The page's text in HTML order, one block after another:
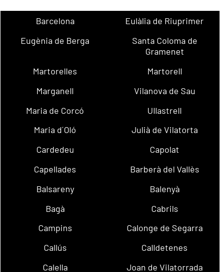
Barcelona
Eulàlia de Riuprimer
Eugènia de Berga
Santa Coloma de
Gramenet
Martorelles
Martorell
Marganell
Vilanova de Sau
Maria de Corcó
Ullastrell
Maria d´Oló
Julià de Vilatorta
Cardedeu
Capolat
Capellades
Barberà del Vallès
Balsareny
Balenyà
Bagà
Cabrils
Campins
Calonge de Segarra
Callús
Calldetenes
Calella
Joan de Vilatorrada